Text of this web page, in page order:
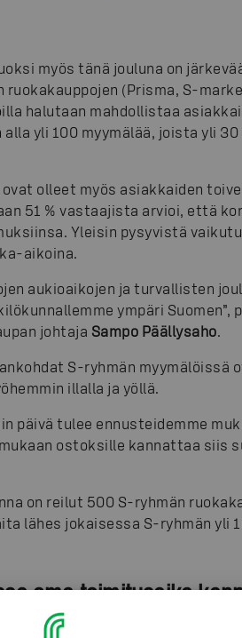
myös tänä jouluna on
ruokakauppojen (Prisma, S-
halutaan mahdollistaa
yli 100 myymälää, joista yli
olleet myös asiakkaiden
51 % vastaajista arvioi, että
Yleisin pysyvistä
aikoina.
aukioaikojen ja turvallisten
ympäri Suomen”,
johtaja Sampo Päällysaho.
S-ryhmän myymälöissä
illalla ja yöllä.
päivä tulee ennusteidemme
ostoksille kannattaa siis
on reilut 500 S-ryhmän
lähes jokaisessa S-ryhmän yli
oma toimitusaika